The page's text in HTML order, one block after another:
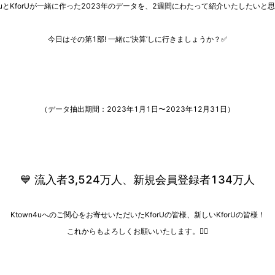
KforUが一緒に作った2023年のデータを、2週間にわたって紹介いたしたいと思
今日はその第1部! 一緒に’決算’しに行きましょうか？ ✅
（データ抽出期間：2023年1月1日〜2023年12月31日）
💙 流入者3,524万人、新規会員登録者134万人
Ktown4uへのご関心をお寄せいただいたKforUの皆様、新しいKforUの皆様！
これからもよろしくお願いいたします。 🙇‍♀️